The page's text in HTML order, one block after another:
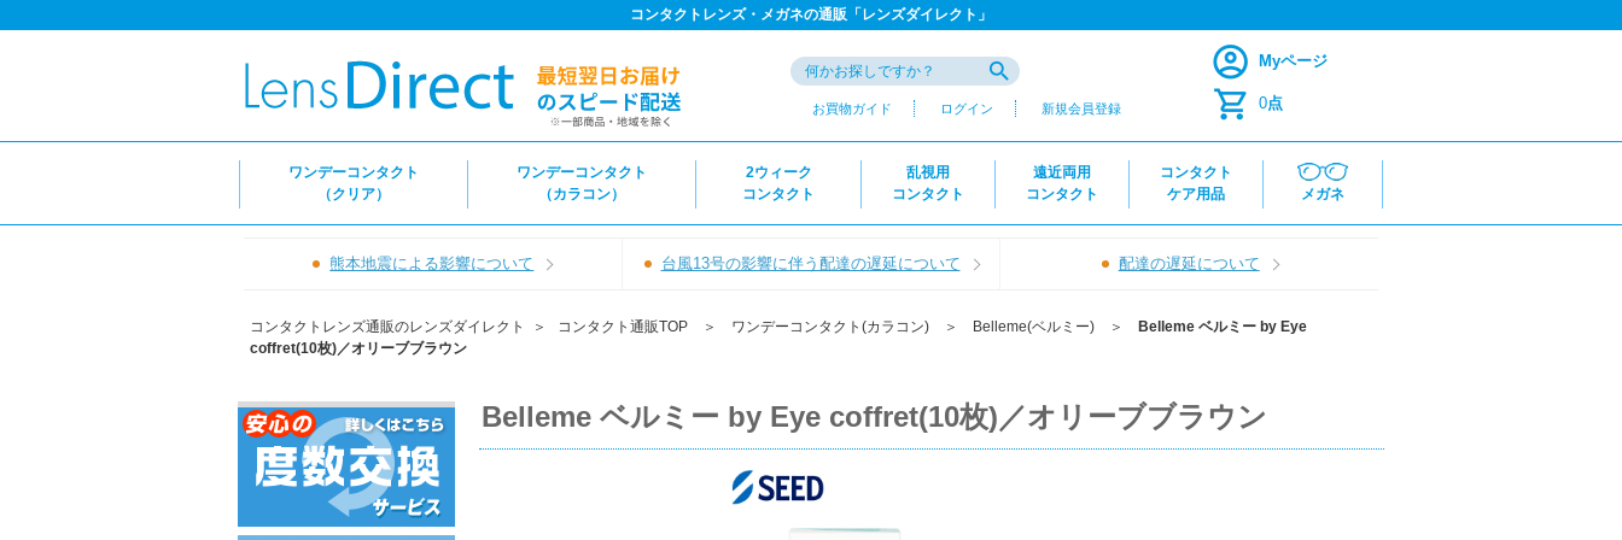
コンタクトレンズ・メガネの通販「レンズダイレクト」
お買物ガイド ログイン 新規会員登録
Myページ
0点
ワンデーコンタクト
（クリア）
ワンデーコンタクト
（カラコン）
2ウィーク
コンタクト
乱視用
コンタクト
遠近両用
コンタクト
コンタクト
ケア用品
メガネ
熊本地震による影響について 台風13号の影響に伴う配達の遅延について 配達の遅延について
コンタクトレンズ通販のレンズダイレクト ＞ コンタクト通販TOP ＞ ワンデーコンタクト(カラコン) ＞ Belleme(ベルミー) ＞
Belleme ベルミー by Eye
coffret(10枚)／オリーブブラウン
Belleme ベルミー by Eye coffret(10枚)／オリーブブラウン